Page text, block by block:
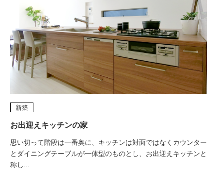
お出迎えキッチンの家
思い切って階段は一番奥に、キッチンは対面ではなくカウンター
とダイニングテーブルが一体型のものとし、お出迎えキッチンと
称し...
新築